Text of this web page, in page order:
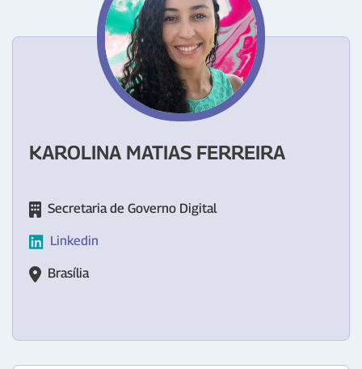
KAROLINA MATIAS FERREIRA
Secretaria de Governo Digital
Linkedin
Brasília